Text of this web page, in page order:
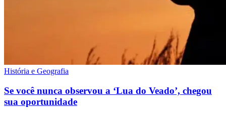
História e Geografia
Se você nunca observou a ‘Lua do Veado’, chegou
sua oportunidade